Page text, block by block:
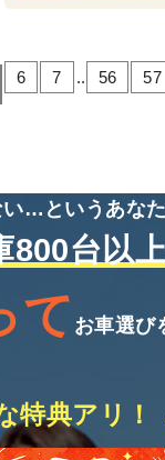
6 7 .. 56 57
…というあなた
800台以
て お車選び
特典アリ！